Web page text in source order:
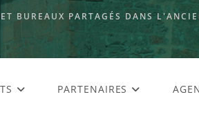
BUREAUX PARTAGÉS DANS
PARTENAIRES